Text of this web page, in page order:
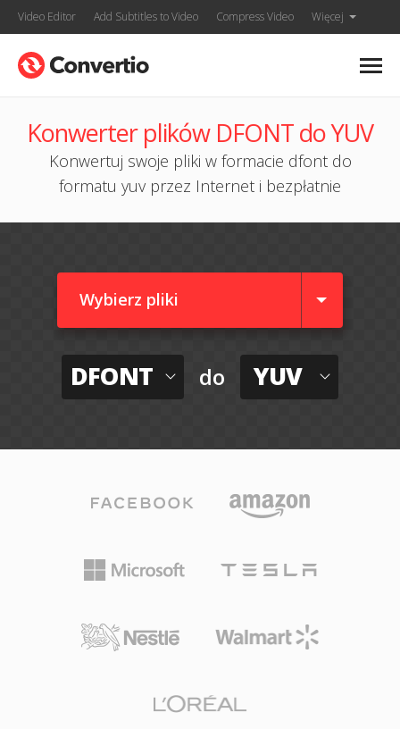
Video Editor Add Subtitles to Video Compress Video Więcej
Konwerter plików DFONT do YUV
Konwertuj swoje pliki w formacie dfont do
formatu yuv przez Internet i bezpłatnie
Wybierz pliki
DFONT do YUV